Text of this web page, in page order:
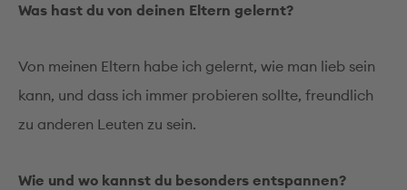
Was hast du von deinen Eltern gelernt?
Von meinen Eltern habe ich gelernt, wie man lieb sein
kann, und dass ich immer probieren sollte, freundlich
zu anderen Leuten zu sein.
Wie und wo kannst du besonders entspannen?